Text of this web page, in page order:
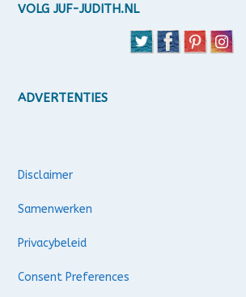
VOLG JUF-JUDITH.NL
ADVERTENTIES
Disclaimer
Samenwerken
Privacybeleid
Consent Preferences